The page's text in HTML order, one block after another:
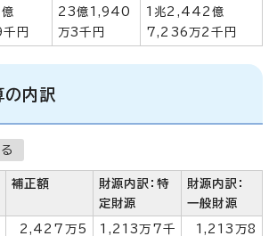
円
23億1,940
万3千円
1兆2,442億
7,236万2千円
内訳
補正額
財源内訳：特
定財源
財源内訳：
一般財源
2,427万5
1,213万7千
1,213万8